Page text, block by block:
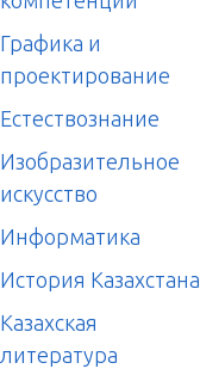
Графика и
проектирование
Естествознание
Изобразительное
искусство
Информатика
История Казахстана
Казахская
литература